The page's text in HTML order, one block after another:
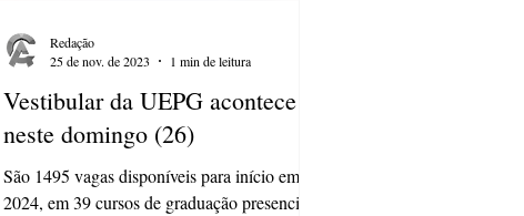
Vestibular da UEPG acontece
neste domingo (26)
São 1495 vagas disponíveis para início em
2024, em 39 cursos de graduação presenciais
Redação
25 de nov. de 2023
1 min de leitura